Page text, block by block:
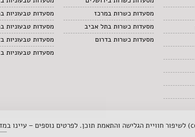
מסעדות כשרות במרכז
מסעדות כשרות בתל אביב
מסעדות כשרות בדרום
מסעדות טבעוניות
מסעדות טבעוניות
מסעדות טבעוניות
מסעדות טבעוניות